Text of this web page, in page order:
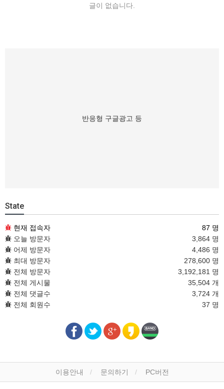
글이 없습니다.
반응형 구글광고 등
State
현재 접속자
87 명
오늘 방문자
3,864 명
어제 방문자
4,486 명
최대 방문자
278,600 명
전체 방문자
3,192,181 명
전체 게시물
35,504 개
전체 댓글수
3,724 개
전체 회원수
37 명
이용안내 문의하기 PC버전